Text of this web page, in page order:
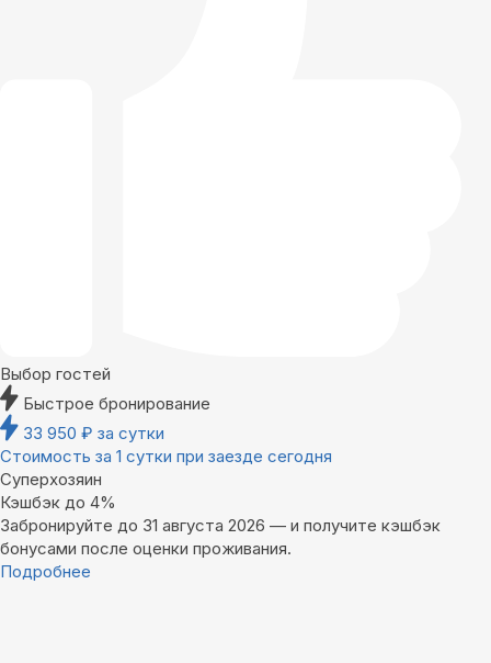
Выбор гостей
Быстрое бронирование
33 950 ₽ за сутки
Стоимость за 1 сутки при заезде сегодня
Суперхозяин
Кэшбэк до 4%
Забронируйте до 31 августа 2026 — и получите кэшбэк
бонусами после оценки проживания.
Подробнее